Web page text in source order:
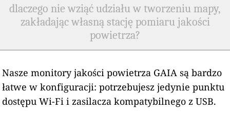
dlaczego nie wziąć udziału w tworzeniu mapy,
zakładając własną stację pomiaru jakości
powietrza?
Nasze monitory jakości powietrza GAIA są bardzo
łatwe w konfiguracji: potrzebujesz jedynie punktu
dostępu Wi-Fi i zasilacza kompatybilnego z USB.